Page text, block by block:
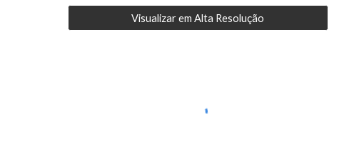
Visualizar em Alta Resolução